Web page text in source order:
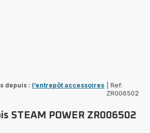
depuis : l’entrepôt accessoires
Ref:
ZR006502
STEAM POWER ZR006502